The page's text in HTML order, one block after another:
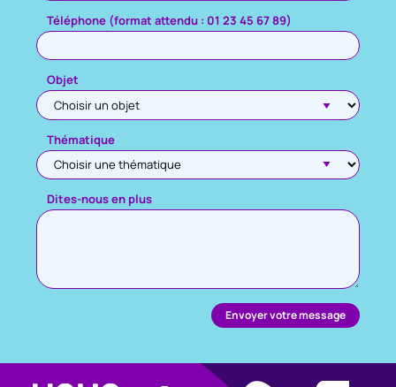
Téléphone (format attendu : 01 23 45 67 89)
Objet
Thématique
Dites-nous en plus